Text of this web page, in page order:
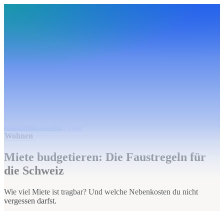
Wohnen
Miete budgetieren: Die Faustregeln für
die Schweiz
Wie viel Miete ist tragbar? Und welche Nebenkosten du nicht
vergessen darfst.